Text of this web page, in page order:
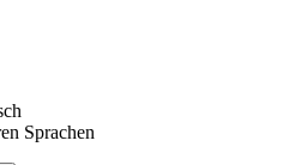
Sprachen